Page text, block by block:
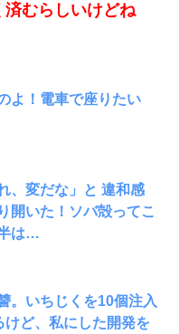
むらしいけどね
よ！電車で座りたい
、変だな」と 違和感
開いた！ソバ殻ってこ
は…
。いちじくを10個注入
ど、私にした開発を